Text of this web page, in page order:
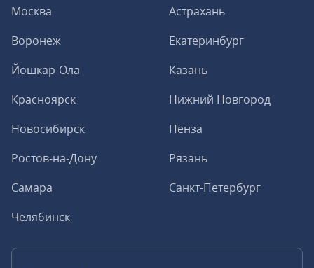
Москва
Астрахань
Воронеж
Екатеринбург
Йошкар-Ола
Казань
Красноярск
Нижний Новгород
Новосибирск
Пенза
Ростов-на-Дону
Рязань
Самара
Санкт-Петербург
Челябинск